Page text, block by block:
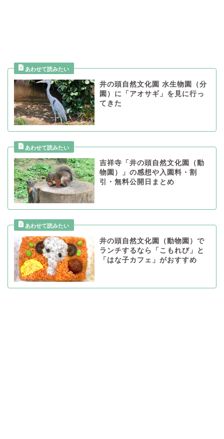
井の頭自然文化園 水生物園（分
園）に「アオサギ」を見に行っ
てきた
吉祥寺「井の頭自然文化園（動
物園）」の感想や入園料・割
引・無料公開日まとめ
井の頭自然文化園（動物園）で
ランチするなら「こもれび」と
「はな子カフェ」がおすすめ